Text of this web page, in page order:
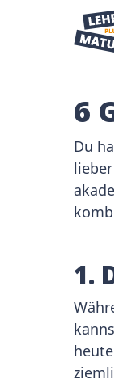
6
Du
1.